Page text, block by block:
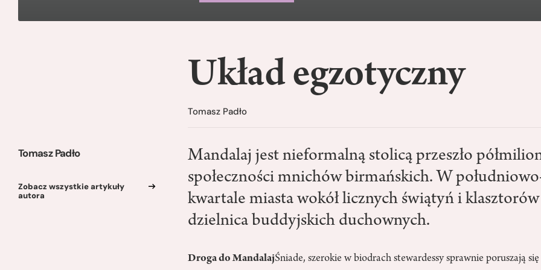
Tomasz Padło
Zobacz wszystkie artykuły
autora
Układ egzotyczny
Tomasz Padło
Mandalaj jest nieformalną stolicą przeszło
społeczności mnichów birmańskich. W
kwartale miasta wokół licznych świątyń i klasztorów
dzielnica buddyjskich duchownych.
Droga do MandalajŚniade, szerokie w biodrach stewardessy sprawnie poruszają